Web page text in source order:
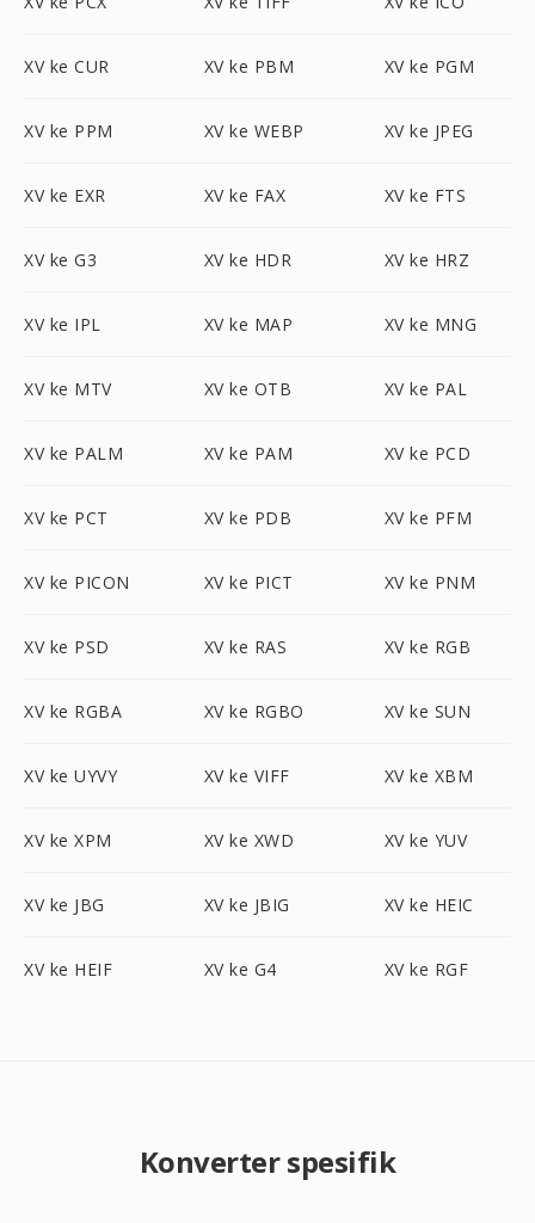
XV ke CUR XV ke PBM XV ke PGM
XV ke PPM XV ke WEBP XV ke JPEG
XV ke EXR XV ke FAX XV ke FTS
XV ke G3 XV ke HDR XV ke HRZ
XV ke IPL XV ke MAP XV ke MNG
XV ke MTV XV ke OTB XV ke PAL
XV ke PALM XV ke PAM XV ke PCD
XV ke PCT XV ke PDB XV ke PFM
XV ke PICON XV ke PICT XV ke PNM
XV ke PSD XV ke RAS XV ke RGB
XV ke RGBA XV ke RGBO XV ke SUN
XV ke UYVY XV ke VIFF XV ke XBM
XV ke XPM XV ke XWD XV ke YUV
XV ke JBG XV ke JBIG XV ke HEIC
XV ke HEIF XV ke G4 XV ke RGF
Konverter spesifik